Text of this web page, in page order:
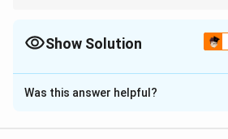
Show Solution
Solution and Explanation
'आलोक - वृत्त' खण्डकाव्य में महात्मा गाँधी का
Was this answer helpful?